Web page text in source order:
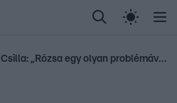
Randi Celeb vagyok,
Most Wanted Gallusz
Radnay Csilla: „Rózsa egy olyan problémával küzd, amivel nem is tudom, hogy meg lehet-e küzdeni”